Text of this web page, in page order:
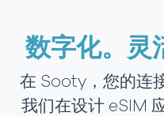
数字化。灵
在 Sooty，您的连
我们在设计 eSIM